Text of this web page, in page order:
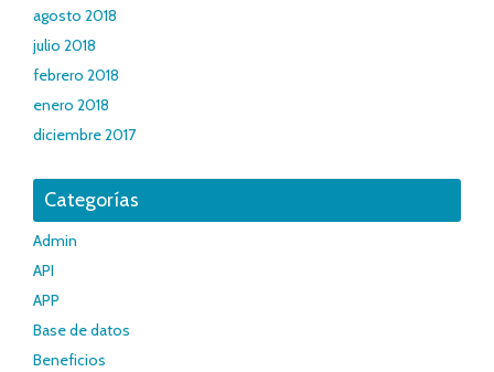
agosto 2018
julio 2018
febrero 2018
enero 2018
diciembre 2017
Categorías
Admin
API
APP
Base de datos
Beneficios